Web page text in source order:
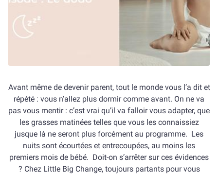
Avant même de devenir parent, tout le monde vous l’a dit et
répété : vous n’allez plus dormir comme avant. On ne va
pas vous mentir : c’est vrai qu’il va falloir vous adapter, que
les grasses matinées telles que vous les connaissiez
jusque là ne seront plus forcément au programme. Les
nuits sont écourtées et entrecoupées, au moins les
premiers mois de bébé. Doit-on s’arrêter sur ces évidences
? Chez Little Big Change, toujours partants pour vous